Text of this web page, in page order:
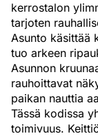
kerrostalon
tarjoten
Asunto käsittää
tuo arkeen
Asunnon
rauhoittavat
paikan nauttia
Tässä kodissa
toimivuus.